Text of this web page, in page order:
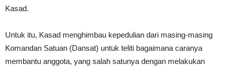
Kasad.
Untuk itu, Kasad menghimbau kepedulian dari masing-masing
Komandan Satuan (Dansat) untuk teliti bagaimana caranya
membantu anggota, yang salah satunya dengan melakukan